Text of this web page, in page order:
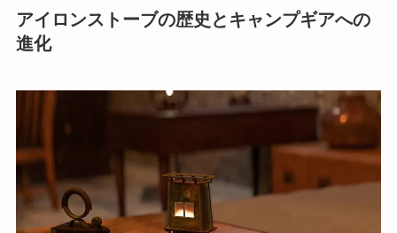
アイロンストーブの歴史とキャンプギアへの
進化